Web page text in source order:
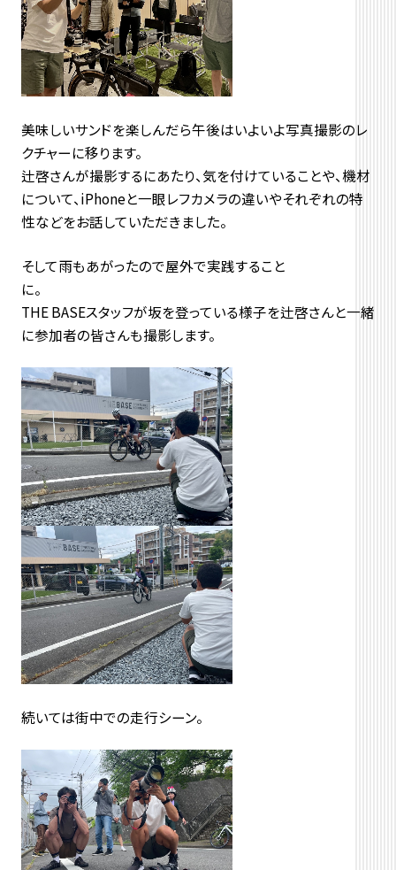
美味しいサンドを楽しんだら午後はいよいよ写真撮影のレ
クチャーに移ります。
辻啓さんが撮影するにあたり、気を付けていることや、機材
について、iPhoneと一眼レフカメラの違いやそれぞれの特
性などをお話していただきました。
そして雨もあがったので屋外で実践すること
THE BASEスタッフが坂を登っている様子を辻啓さんと一緒
に参加者の皆さんも撮影します。
続いては街中での走行シーン。